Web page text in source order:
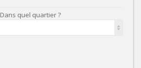
Dans quel quartier ?